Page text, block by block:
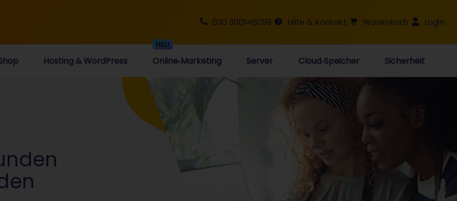
030 300146099 Hilfe & Kontakt Warenkorb Login
Hosting & WordPress Online‑Marketing Server Cloud‑Speicher Sicherheit